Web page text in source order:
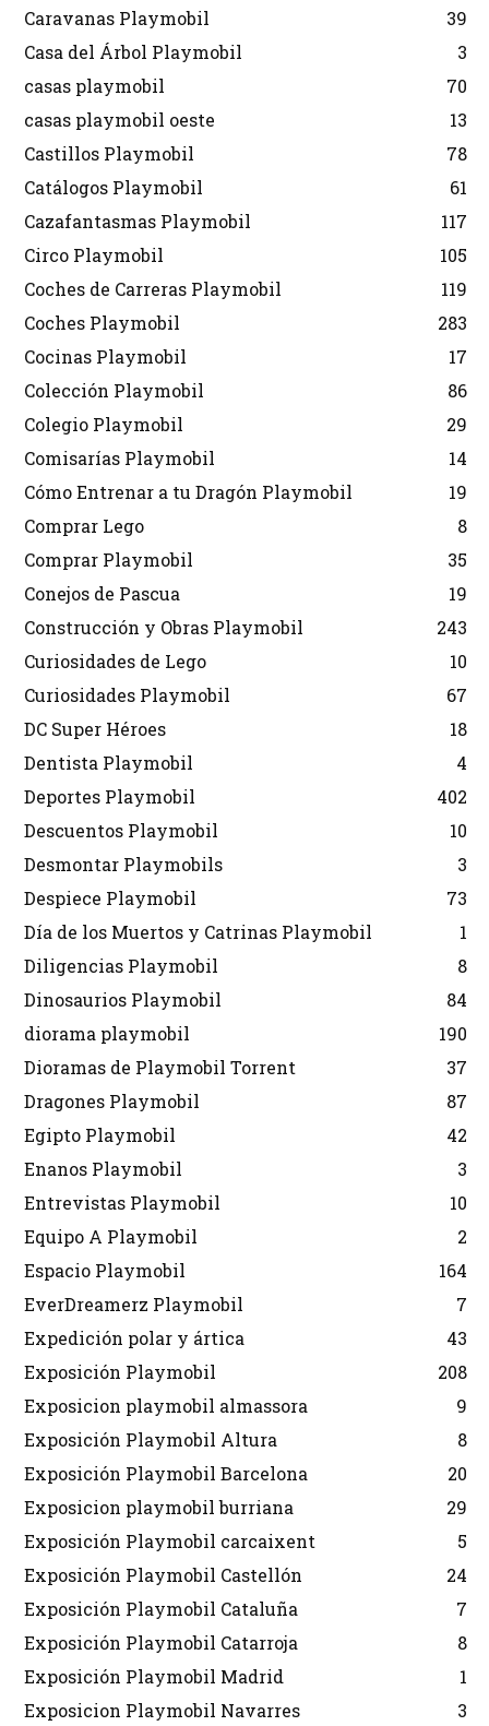
Caravanas Playmobil
39
Casa del Árbol Playmobil
3
casas playmobil
70
casas playmobil oeste
13
Castillos Playmobil
78
Catálogos Playmobil
61
Cazafantasmas Playmobil
117
Circo Playmobil
105
Coches de Carreras Playmobil
119
Coches Playmobil
283
Cocinas Playmobil
17
Colección Playmobil
86
Colegio Playmobil
29
Comisarías Playmobil
14
Cómo Entrenar a tu Dragón Playmobil
19
Comprar Lego
8
Comprar Playmobil
35
Conejos de Pascua
19
Construcción y Obras Playmobil
243
Curiosidades de Lego
10
Curiosidades Playmobil
67
DC Super Héroes
18
Dentista Playmobil
4
Deportes Playmobil
402
Descuentos Playmobil
10
Desmontar Playmobils
3
Despiece Playmobil
73
Día de los Muertos y Catrinas Playmobil
1
Diligencias Playmobil
8
Dinosaurios Playmobil
84
diorama playmobil
190
Dioramas de Playmobil Torrent
37
Dragones Playmobil
87
Egipto Playmobil
42
Enanos Playmobil
3
Entrevistas Playmobil
10
Equipo A Playmobil
2
Espacio Playmobil
164
EverDreamerz Playmobil
7
Expedición polar y ártica
43
Exposición Playmobil
208
Exposicion playmobil almassora
9
Exposición Playmobil Altura
8
Exposición Playmobil Barcelona
20
Exposicion playmobil burriana
29
Exposición Playmobil carcaixent
5
Exposición Playmobil Castellón
24
Exposición Playmobil Cataluña
7
Exposición Playmobil Catarroja
8
Exposición Playmobil Madrid
1
Exposicion Playmobil Navarres
3